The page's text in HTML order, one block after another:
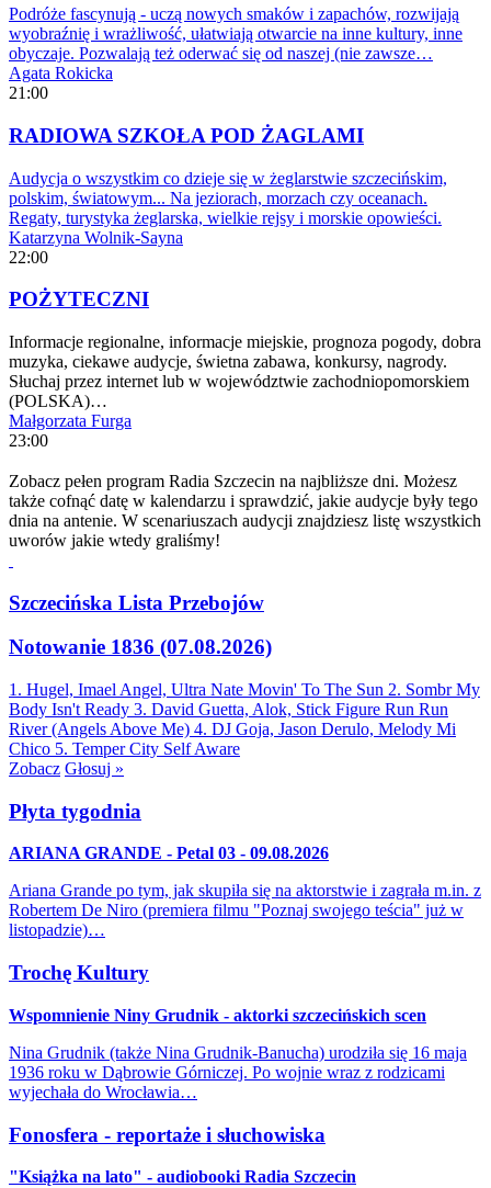
Podróże fascynują - uczą nowych smaków i zapachów, rozwijają
wyobraźnię i wrażliwość, ułatwiają otwarcie na inne kultury, inne
obyczaje. Pozwalają też oderwać się od naszej (nie zawsze…
Agata Rokicka
21:00
RADIOWA SZKOŁA POD ŻAGLAMI
Audycja o wszystkim co dzieje się w żeglarstwie szczecińskim,
polskim, światowym... Na jeziorach, morzach czy oceanach.
Regaty, turystyka żeglarska, wielkie rejsy i morskie opowieści.
Katarzyna Wolnik-Sayna
22:00
POŻYTECZNI
Informacje regionalne, informacje miejskie, prognoza pogody, dobra
muzyka, ciekawe audycje, świetna zabawa, konkursy, nagrody.
Słuchaj przez internet lub w województwie zachodniopomorskiem
(POLSKA)…
Małgorzata Furga
23:00
Zobacz pełen program Radia Szczecin na najbliższe dni. Możesz
także cofnąć datę w kalendarzu i sprawdzić, jakie audycje były tego
dnia na antenie. W scenariuszach audycji znajdziesz listę wszystkich
uworów jakie wtedy graliśmy!
Szczecińska Lista Przebojów
Notowanie 1836 (07.08.2026)
1. Hugel, Imael Angel, Ultra Nate Movin' To The Sun 2. Sombr My
Body Isn't Ready 3. David Guetta, Alok, Stick Figure Run Run
River (Angels Above Me) 4. DJ Goja, Jason Derulo, Melody Mi
Chico 5. Temper City Self Aware
Zobacz Głosuj »
Płyta tygodnia
ARIANA GRANDE - Petal 03 - 09.08.2026
Ariana Grande po tym, jak skupiła się na aktorstwie i zagrała m.in. z
Robertem De Niro (premiera filmu "Poznaj swojego teścia" już w
listopadzie)…
Trochę Kultury
Wspomnienie Niny Grudnik - aktorki szczecińskich scen
Nina Grudnik (także Nina Grudnik-Banucha) urodziła się 16 maja
1936 roku w Dąbrowie Górniczej. Po wojnie wraz z rodzicami
wyjechała do Wrocławia…
Fonosfera - reportaże i słuchowiska
"Książka na lato" - audiobooki Radia Szczecin